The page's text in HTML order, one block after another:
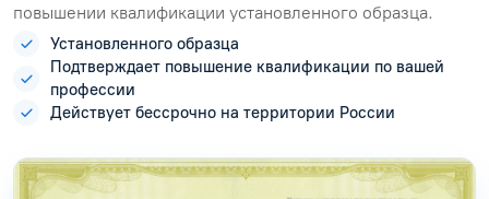
повышении квалификации установленного образца.
Установленного образца
Подтверждает повышение квалификации по вашей
профессии
Действует бессрочно на территории России